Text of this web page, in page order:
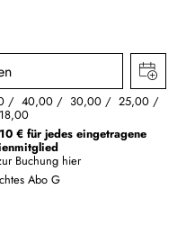
40,00 30,00 25,00
18,00
€ für jedes eingetragene
Buchung hier
Abo G